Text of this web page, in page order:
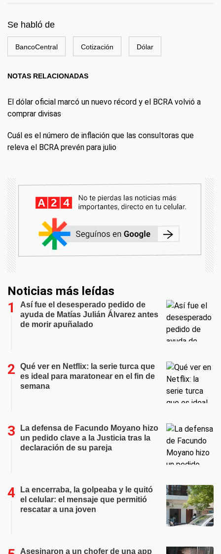
Se habló de
BancoCentral Cotización Dólar
NOTAS RELACIONADAS
El dólar oficial marcó un nuevo récord y el BCRA volvió a
comprar divisas
Cuál es el número de inflación que las consultoras que
releva el BCRA prevén para julio
Noticias más leídas
Así fue el desesperado pedido de
ayuda de Matías Julián Álvarez antes
de morir apuñalado
Qué ver en Netflix: la serie turca que
es ideal para maratonear en el fin de
semana
La defensa de Facundo Moyano hizo
un pedido clave a la Justicia tras la
declaración de su pareja
La encerraba, la golpeaba y le quitó
el celular: el mensaje que permitió
rescatar a una joven
Asesinaron a un chofer de una app